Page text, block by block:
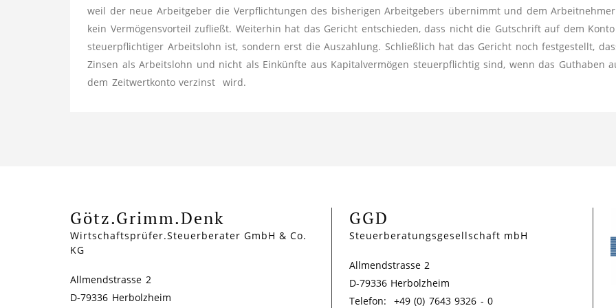
weil der neue Arbeitgeber die Verpflichtungen des bisherigen Arbeitgebers übernimmt und dem Arbeitnehmer
kein Vermögensvorteil zufließt. Weiterhin hat das Gericht entschieden, dass nicht die Gutschrift auf dem Konto
steuerpflichtiger Arbeitslohn ist, sondern erst die Auszahlung. Schließlich hat das Gericht noch festgestellt,
Zinsen als Arbeitslohn und nicht als Einkünfte aus Kapitalvermögen steuerpflichtig sind, wenn das Guthaben
dem Zeitwertkonto verzinst wird.
Götz.Grimm.Denk
Wirtschaftsprüfer.Steuerberater GmbH & Co.
KG
Allmendstrasse 2
D-79336 Herbolzheim
GGD
Steuerberatungsgesellschaft mbH
Allmendstrasse 2
D-79336 Herbolzheim
Telefon: +49 (0) 7643 9326 - 0